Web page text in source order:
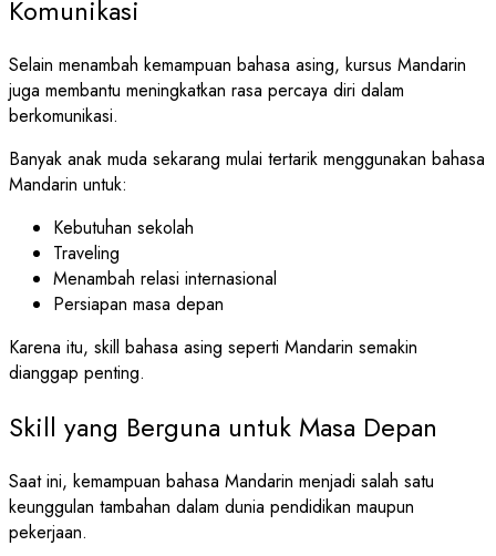
Komunikasi
Selain menambah kemampuan bahasa asing, kursus Mandarin
juga membantu meningkatkan rasa percaya diri dalam
berkomunikasi.
Banyak anak muda sekarang mulai tertarik menggunakan bahasa
Mandarin untuk:
Kebutuhan sekolah
Traveling
Menambah relasi internasional
Persiapan masa depan
Karena itu, skill bahasa asing seperti Mandarin semakin
dianggap penting.
Skill yang Berguna untuk Masa Depan
Saat ini, kemampuan bahasa Mandarin menjadi salah satu
keunggulan tambahan dalam dunia pendidikan maupun
pekerjaan.